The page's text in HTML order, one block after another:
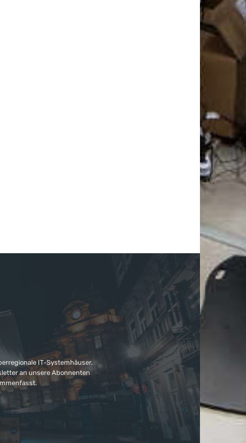
IT-Systemhäuser,
an unsere Abonnenten